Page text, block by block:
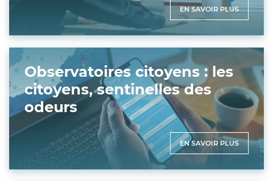
EN SAVOIR PLUS
Observatoires citoyens : les
citoyens, sentinelles des
odeurs
EN SAVOIR PLUS